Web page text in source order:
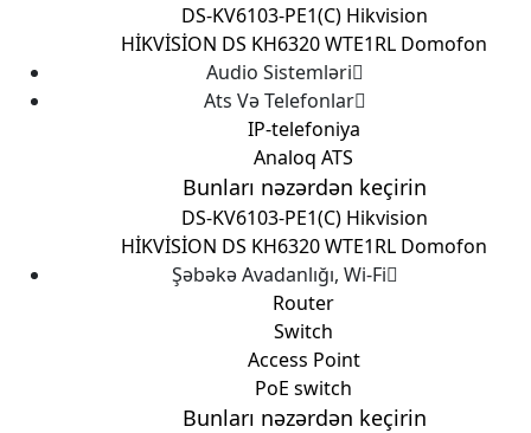
DS-KV6103-PE1(C) Hikvision
HİKVİSİON DS KH6320 WTE1RL Domofon
Audio Sistemləri
Ats Və Telefonlar
IP-telefoniya
Analoq ATS
Bunları nəzərdən keçirin
DS-KV6103-PE1(C) Hikvision
HİKVİSİON DS KH6320 WTE1RL Domofon
Şəbəkə Avadanlığı, Wi-Fi
Router
Switch
Access Point
PoE switch
Bunları nəzərdən keçirin